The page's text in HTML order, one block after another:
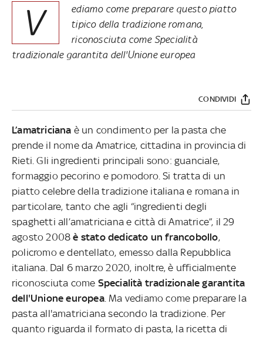
V
ediamo come preparare questo piatto
tipico della tradizione romana,
riconosciuta come Specialità
tradizionale garantita dell'Unione europea
CONDIVIDI
L’amatriciana è un condimento per la pasta che
prende il nome da Amatrice, cittadina in provincia di
Rieti. Gli ingredienti principali sono: guanciale,
formaggio pecorino e pomodoro. Si tratta di un
piatto celebre della tradizione italiana e romana in
particolare, tanto che agli “ingredienti degli
spaghetti all’amatriciana e città di Amatrice”, il 29
agosto 2008è stato dedicato un francobollo,
policromo e dentellato, emesso dalla Repubblica
italiana. Dal 6 marzo 2020, inoltre, è ufficialmente
riconosciuta come Specialità tradizionale garantita
dell'Unione europea. Ma vediamo come preparare la
pasta all'amatriciana secondo la tradizione. Per
quanto riguarda il formato di pasta, la ricetta di